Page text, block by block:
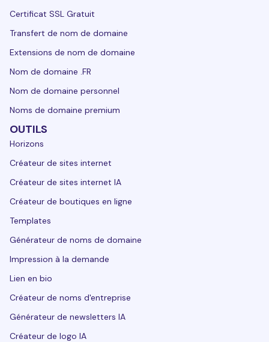
Certificat SSL Gratuit
Transfert de nom de domaine
Extensions de nom de domaine
Nom de domaine .FR
Nom de domaine personnel
Noms de domaine premium
OUTILS
Horizons
Créateur de sites internet
Créateur de sites internet IA
Créateur de boutiques en ligne
Templates
Générateur de noms de domaine
Impression à la demande
Lien en bio
Créateur de noms d'entreprise
Générateur de newsletters IA
Créateur de logo IA